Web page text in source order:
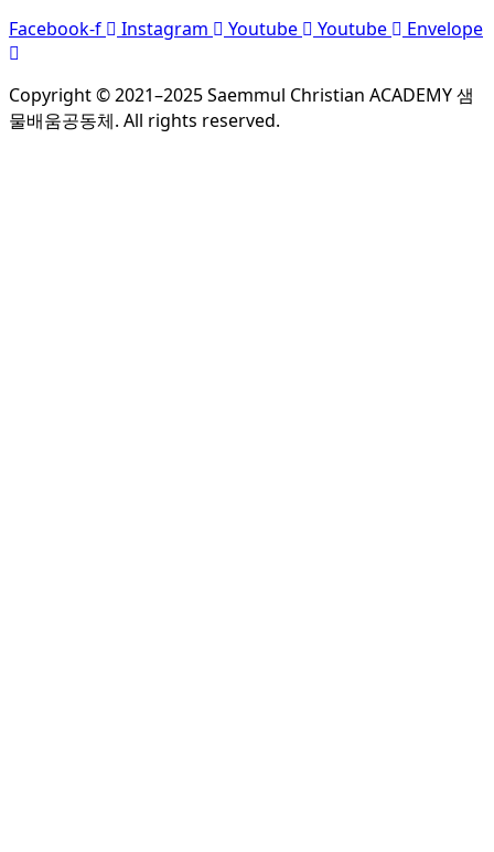
Facebook-f Instagram Youtube Youtube Envelope
Copyright © 2021–2025 Saemmul Christian ACADEMY 샘
물배움공동체. All rights reserved.